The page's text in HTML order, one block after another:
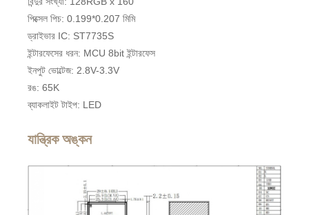
পিক্সেল পিচ: 0.199*0.207 মিমি
ড্রাইভার IC: ST7735S
ইন্টারফেসের ধরন: MCU 8bit ইন্টারফেস
ইনপুট ভোল্টেজ: 2.8V-3.3V
রঙ: 65K
ব্যাকলাইট টাইপ: LED
যান্ত্রিক অঙ্কন